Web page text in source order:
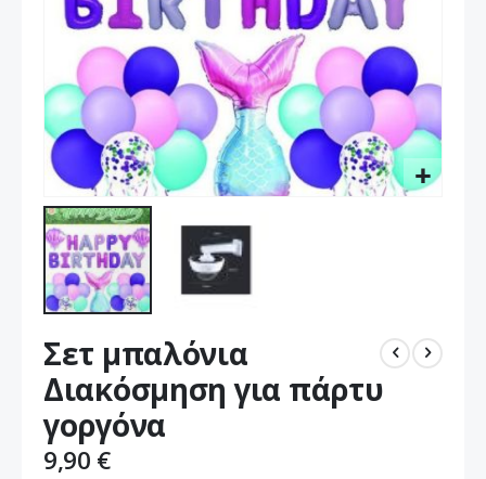
στην
αρχή
της
εικόνων
Σετ μπαλόνια
Διακόσμηση για πάρτυ
γοργόνα
9,90 €